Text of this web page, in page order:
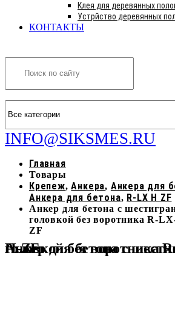
Клея для деревянных
Устрйство деревянных
КОНТАКТЫ
INFO@SIKSMES.RU
Главная
Товары
Крепеж,Анкера, Анкера для
Анкера для бетона, R-LX H ZF
Анкер для бетона с
головкой без воротника R-
ZF
Анкер для бетона с шестигранной головкой без воротника R-LX-08X150-H-ZF